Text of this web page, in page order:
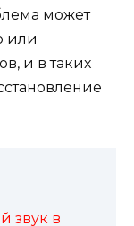
может
или
и в таких
звук в